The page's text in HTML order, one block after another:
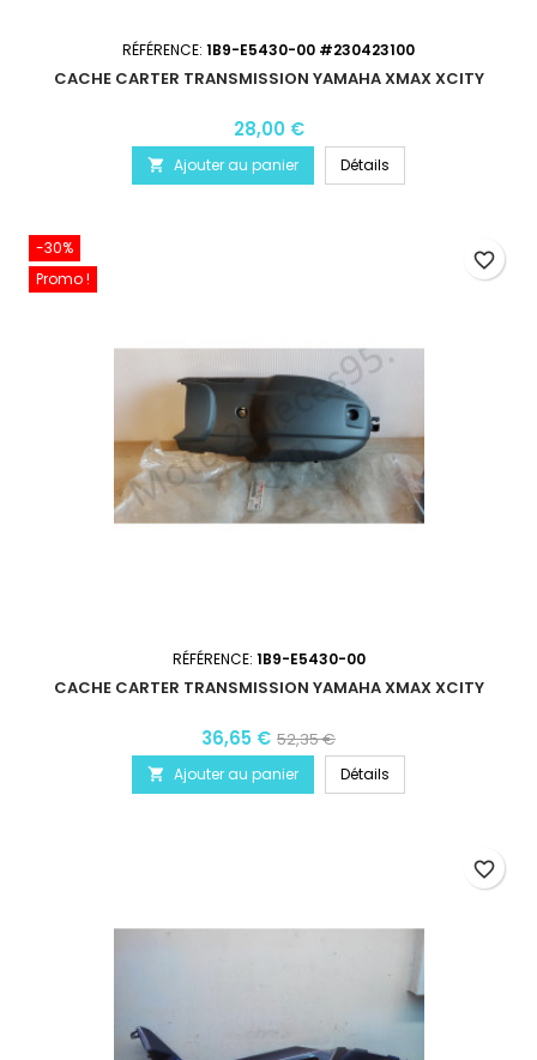
RÉFÉRENCE: 1B9-E5430-00 #230423100
CACHE CARTER TRANSMISSION YAMAHA XMAX XCITY
28,00 €
 Ajouter au panier Détails
-30%
Promo !
RÉFÉRENCE: 1B9-E5430-00
CACHE CARTER TRANSMISSION YAMAHA XMAX XCITY
36,65 € 52,35 €
 Ajouter au panier Détails
favorite_border
favorite_border